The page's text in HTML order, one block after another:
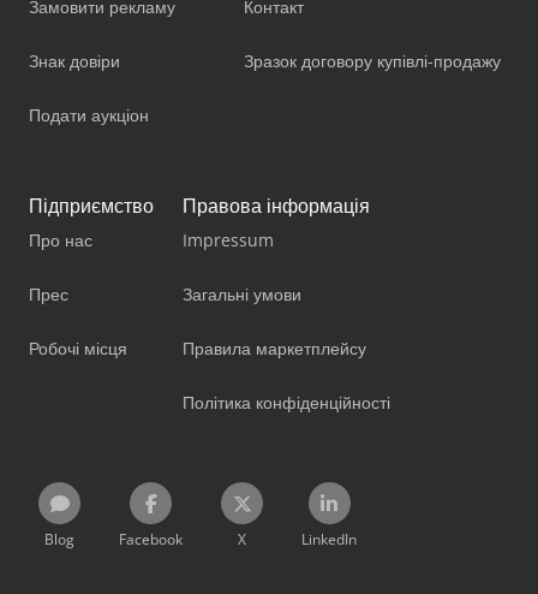
Замовити рекламу
Знак довіри
Подати аукціон
Контакт
Зразок договору купівлі-продажу
Підприємство
Про нас
Прес
Робочі місця
Правова інформація
Impressum
Загальні умови
Правила маркетплейсу
Політика конфіденційності
Blog Facebook X LinkedIn